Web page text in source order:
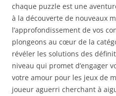
chaque puzzle est une
à la découverte de nouveaux
l’approfondissement de vos
plongeons au cœur de la
révéler les solutions des
niveau qui promet d’engager
votre amour pour les jeux de
joueur aguerri cherchant à